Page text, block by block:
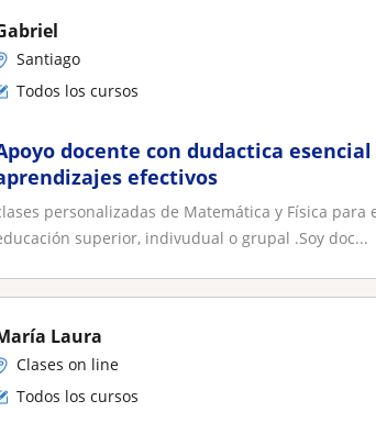
Santiago
Todos los cursos
docente con dudactica
efectivos
personalizadas de Matemática y Física
superior, indivudual o grupal .Soy doc...
Laura
Clases on line
Todos los cursos